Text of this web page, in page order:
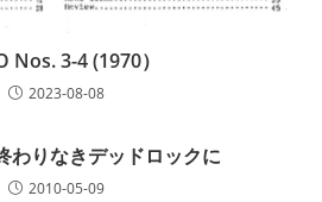
Nos. 3-4 (1970）
2023-08-08
わりなきデッドロックに
2010-05-09